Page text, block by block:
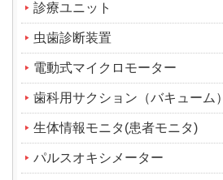
診療ユニット
虫歯診断装置
電動式マイクロモーター
歯科用サクション（バキューム）
生体情報モニタ(患者モニタ)
パルスオキシメーター